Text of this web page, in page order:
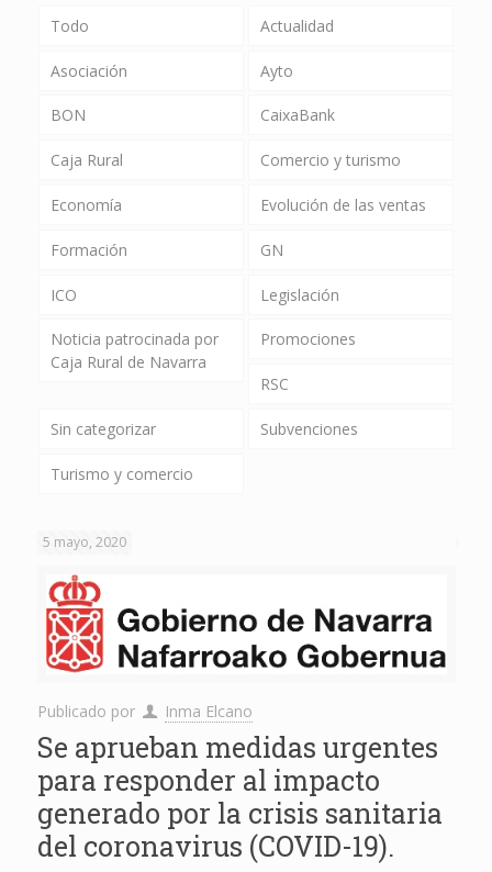
Todo Actualidad
Asociación Ayto
BON CaixaBank
Caja Rural Comercio y turismo
Economía Evolución de las ventas
Formación GN
ICO Legislación
Noticia patrocinada por
Caja Rural de Navarra
Promociones
RSC
Sin categorizar Subvenciones
Turismo y comercio
5 mayo, 2020
Publicado por Inma Elcano
Se aprueban medidas urgentes
para responder al impacto
generado por la crisis sanitaria
del coronavirus (COVID-19).